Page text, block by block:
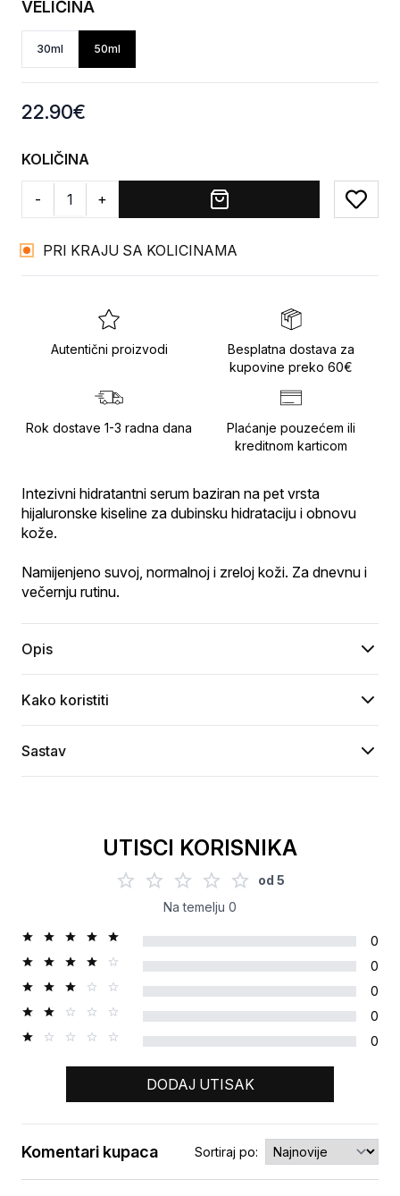
VELIČINA
30ml 50ml
Product information
22.90€
KOLIČINA
- +
Add
PRI KRAJU SA KOLICINAMA
Autentični proizvodi
Besplatna dostava za
kupovine preko 60€
Rok dostave 1-3 radna dana
Plaćanje pouzećem ili
kreditnom karticom
Intezivni hidratantni serum baziran na pet vrsta
hijaluronske kiseline za dubinsku hidrataciju i obnovu
kože.
Namijenjeno suvoj, normalnoj i zreloj koži. Za dnevnu i
večernju rutinu.
Opis
Kako koristiti
Sastav
UTISCI KORISNIKA
od 5
Na temelju 0
0
0
0
0
0
DODAJ UTISAK
Ocjena
Komentari kupaca Sortiraj po: